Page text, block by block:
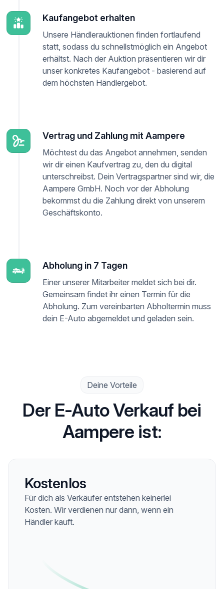
Kaufangebot erhalten
Unsere Händlerauktionen finden fortlaufend
statt, sodass du schnellstmöglich ein Angebot
erhältst. Nach der Auktion präsentieren wir dir
unser konkretes Kaufangebot - basierend auf
dem höchsten Händlergebot.
Vertrag und Zahlung mit Aampere
Möchtest du das Angebot annehmen, senden
wir dir einen Kaufvertrag zu, den du digital
unterschreibst. Dein Vertragspartner sind wir, die
Aampere GmbH. Noch vor der Abholung
bekommst du die Zahlung direkt von unserem
Geschäftskonto.
Abholung in 7 Tagen
Einer unserer Mitarbeiter meldet sich bei dir.
Gemeinsam findet ihr einen Termin für die
Abholung. Zum vereinbarten Abholtermin muss
dein E-Auto abgemeldet und geladen sein.
Deine Vorteile
Der E-Auto Verkauf bei
Aampere ist:
Kostenlos
Für dich als Verkäufer entstehen keinerlei
Kosten. Wir verdienen nur dann, wenn ein
Händler kauft.